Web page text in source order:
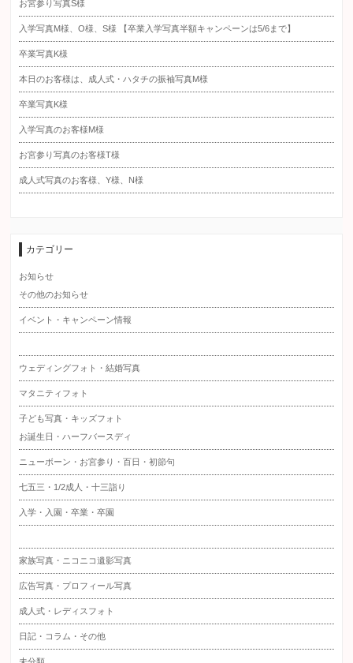
お宮参り写真S様
入学写真M様、O様、S様 【卒業入学写真半額キャンペーンは5/6まで】
卒業写真K様
本日のお客様は、成人式・ハタチの振袖写真M様
卒業写真K様
入学写真のお客様M様
お宮参り写真のお客様T様
成人式写真のお客様、Y様、N様
カテゴリー
お知らせ
その他のお知らせ
イベント・キャンペーン情報
ウェディングフォト・結婚写真
マタニティフォト
子ども写真・キッズフォト
お誕生日・ハーフバースディ
ニューボーン・お宮参り・百日・初節句
七五三・1/2成人・十三詣り
入学・入園・卒業・卒園
家族写真・ニコニコ遺影写真
広告写真・プロフィール写真
成人式・レディスフォト
日記・コラム・その他